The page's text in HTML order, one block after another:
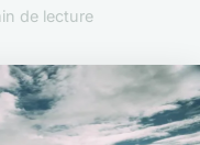
de lecture